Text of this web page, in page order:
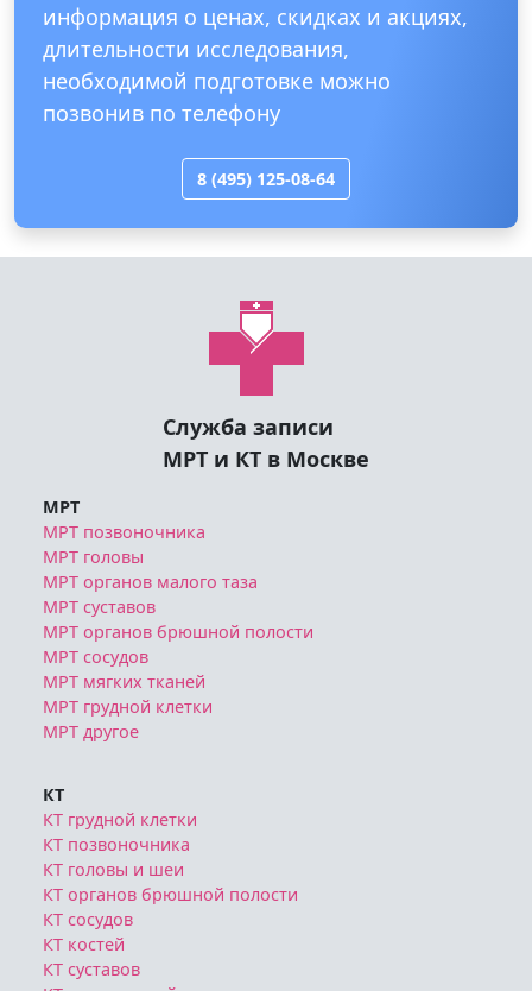
информация о ценах, скидках и акциях,
длительности исследования,
необходимой подготовке можно
позвонив по телефону
8 (495) 125-08-64
Служба записи
МРТ и КТ в Москве
МРТ
МРТ позвоночника
МРТ головы
МРТ органов малого таза
МРТ суставов
МРТ органов брюшной полости
МРТ сосудов
МРТ мягких тканей
МРТ грудной клетки
МРТ другое
КТ
КТ грудной клетки
КТ позвоночника
КТ головы и шеи
КТ органов брюшной полости
КТ сосудов
КТ костей
КТ суставов